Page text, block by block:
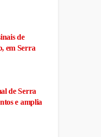
de
em Serra
de Serra
e amplia